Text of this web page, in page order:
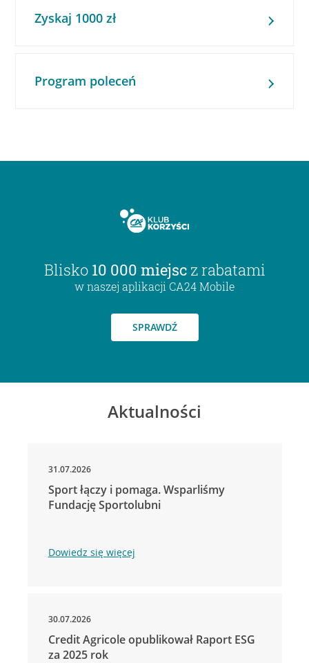
Zyskaj 1000 zł
Program poleceń
Blisko 10 000 miejsc z rabatami
w naszej aplikacji CA24 Mobile
SPRAWDŹ
Aktualności
31.07.2026
Sport łączy i pomaga. Wsparliśmy
Fundację Sportolubni
Dowiedz się więcej
30.07.2026
Credit Agricole opublikował Raport ESG
za 2025 rok